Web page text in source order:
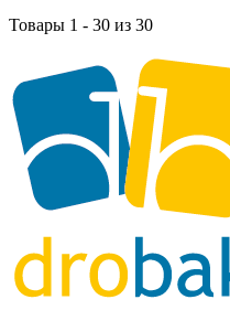
Товары 1 - 30 из 30